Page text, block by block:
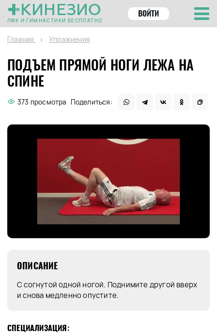
КИНЕЗИО
ЛФК И ГИМНАСТИКИ БЕСПЛАТНО
ВОЙТИ
Главная Упражнения
ПОДЪЕМ ПРЯМОЙ НОГИ ЛЕЖА НА
СПИНЕ
373 просмотра Поделиться:
ОПИСАНИЕ
С согнутой одной ногой. Поднимите другой вверх
и снова медленно опустите.
СПЕЦИАЛИЗАЦИЯ: